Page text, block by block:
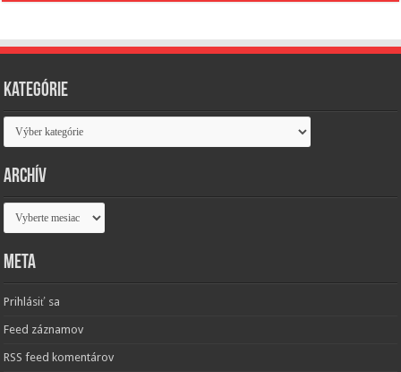
Kategórie
Kategórie
Archív
Archív
Meta
Prihlásiť sa
Feed záznamov
RSS feed komentárov